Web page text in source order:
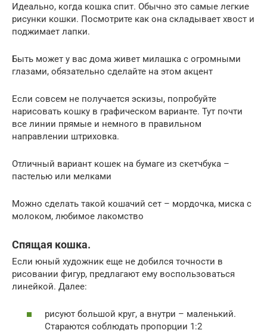
Идеально, когда кошка спит. Обычно это самые легкие
рисунки кошки. Посмотрите как она складывает хвост и
поджимает лапки.
Быть может у вас дома живет милашка с огромными
глазами, обязательно сделайте на этом акцент
Если совсем не получается эскизы, попробуйте
нарисовать кошку в графическом варианте. Тут почти
все линии прямые и немного в правильном
направлении штриховка.
Отличный вариант кошек на бумаге из скетчбука –
пастелью или мелками
Можно сделать такой кошачий сет – мордочка, миска с
молоком, любимое лакомство
Спящая кошка.
Если юный художник еще не добился точности в
рисовании фигур, предлагают ему воспользоваться
линейкой. Далее:
рисуют большой круг, а внутри – маленький.
Стараются соблюдать пропорции 1:2